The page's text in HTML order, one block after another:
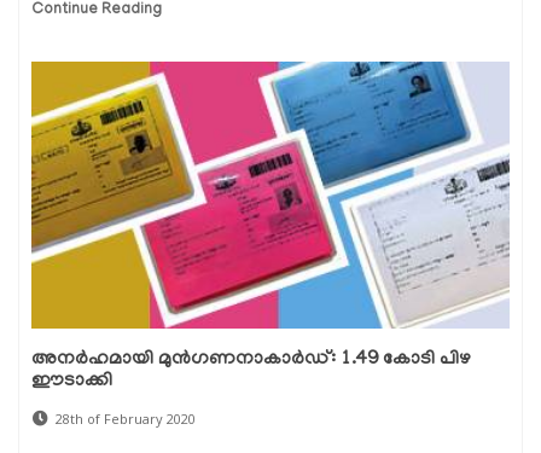
Continue Reading
അനര്‍ഹമായി മുന്‍ഗണനാകാര്‍ഡ്: 1.49 കോടി പിഴ
ഈടാക്കി
28th of February 2020